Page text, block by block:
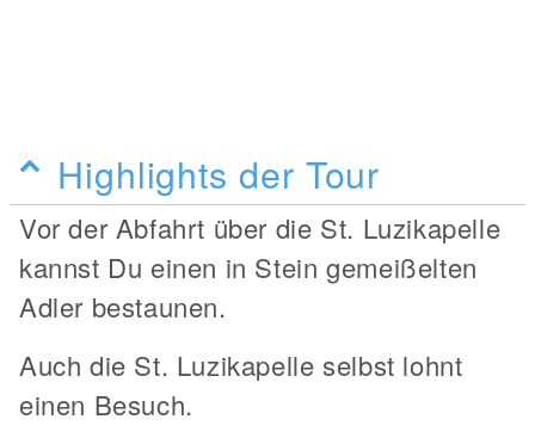
Highlights der Tour
Vor der Abfahrt über die St. Luzikapelle
kannst Du einen in Stein gemeißelten
Adler bestaunen.
Auch die St. Luzikapelle selbst lohnt
einen Besuch.